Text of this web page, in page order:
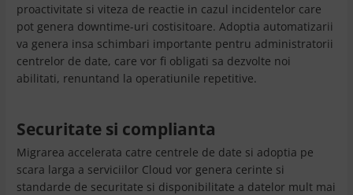
proactivitate si viteza de reactie in cazul incidentelor care
pot genera downtime-uri costisitoare. Adoptia automatizarii
va genera insa schimbari importante pentru administratorii
centrelor de date, care vor fi obligati sa dezvolte noi
abilitati, renuntand la operatiunile repetitive.
Securitate si complianta
Migrarea accelerata catre centrele de date si adoptia pe
scara larga a serviciilor Cloud vor genera cerinte si
standarde de securitate si disponibilitate a datelor mult mai